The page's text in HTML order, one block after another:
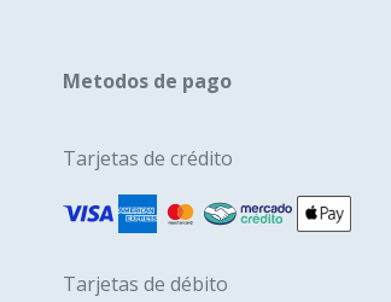
Metodos de pago
Tarjetas de crédito
Tarjetas de débito